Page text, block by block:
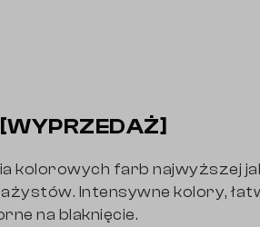
kolorowych farb najwyższej
Intensywne kolory,
na blaknięcie.